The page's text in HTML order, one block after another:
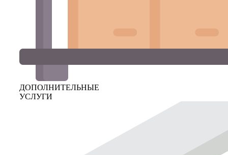
ДОПОЛНИТЕЛЬНЫЕ
УСЛУГИ